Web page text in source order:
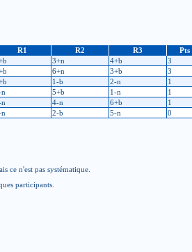
R1 R2 R3
Pts
3+n 4+b
3
6+n 3+b
3
1-b 2-n
1
5+b 1-n
1
4-n 6+b
1
n 2-b 5-n
0
ce n'est pas systématique.
participants.